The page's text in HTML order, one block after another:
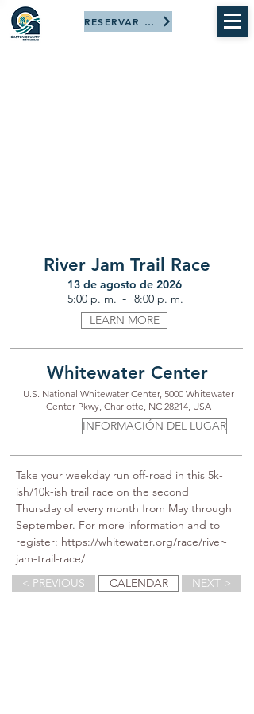
RESERVAR AHORA
River Jam Trail Race
13 de agosto de 2026
5:00 p. m. - 8:00 p. m.
LEARN MORE
Whitewater Center
U.S. National Whitewater Center, 5000 Whitewater
Center Pkwy, Charlotte, NC 28214, USA
INFORMACIÓN DEL LUGAR
Take your weekday run off-road in this 5k-
ish/10k-ish trail race on the second
Thursday of every month from May through
September. For more information and to
register: https://whitewater.org/race/river-
jam-trail-race/
< PREVIOUS
CALENDAR NEXT >